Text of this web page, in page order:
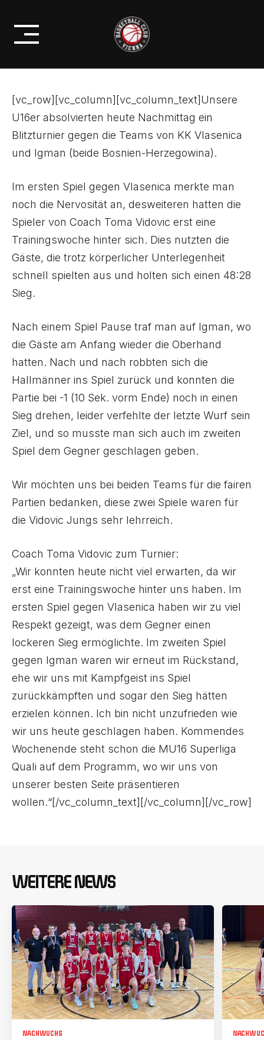
content
MU16: ERSTE ERKENTNISSE
GEWONNEN
[vc_row][vc_column][vc_column_text]Unsere
U16er absolvierten heute Nachmittag ein
Blitzturnier gegen die Teams von KK Vlasenica
und Igman (beide Bosnien-Herzegowina).
Im ersten Spiel gegen Vlasenica merkte man
noch die Nervosität an, desweiteren hatten die
Spieler von Coach Toma Vidovic erst eine
Trainingswoche hinter sich. Dies nutzten die
Gäste, die trotz körperlicher Unterlegenheit
schnell spielten aus und holten sich einen 48:28
Sieg.
Nach einem Spiel Pause traf man auf Igman, wo
die Gäste am Anfang wieder die Oberhand
hatten. Nach und nach robbten sich die
Hallmänner ins Spiel zurück und konnten die
Partie bei -1 (10 Sek. vorm Ende) noch in einen
Sieg drehen, leider verfehlte der letzte Wurf sein
Ziel, und so musste man sich auch im zweiten
Spiel dem Gegner geschlagen geben.
Wir möchten uns bei beiden Teams für die fairen
Partien bedanken, diese zwei Spiele waren für
die Vidovic Jungs sehr lehrreich.
Coach Toma Vidovic zum Turnier:
„Wir konnten heute nicht viel erwarten, da wir
erst eine Trainingswoche hinter uns haben. Im
ersten Spiel gegen Vlasenica haben wir zu viel
Respekt gezeigt, was dem Gegner einen
lockeren Sieg ermöglichte. Im zweiten Spiel
gegen Igman waren wir erneut im Rückstand,
ehe wir uns mit Kampfgeist ins Spiel
zurückkämpften und sogar den Sieg hätten
erzielen können. Ich bin nicht unzufrieden wie
wir uns heute geschlagen haben. Kommendes
Wochenende steht schon die MU16 Superliga
Quali auf dem Programm, wo wir uns von
unserer besten Seite präsentieren
wollen.“[/vc_column_text][/vc_column][/vc_row]
WEITERE NEWS
NACHWUCHS